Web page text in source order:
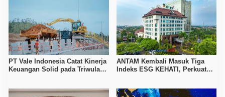
PT Vale Indonesia Catat Kinerja
Keuangan Solid pada Triwulan
ANTAM Kembali Masuk Tiga
Indeks ESG KEHATI, Perkuat